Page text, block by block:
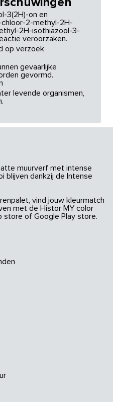
3(2H)-on en
chloor-2-methyl-2H-
2H-isothiazool-3-
veroorzaken.
op verzoek
gevaarlijke
gevormd.
levende organismen,
muurverf met intense
blijven dankzij de Intense
vind jouw kleurmatch
met de Histor MY color
store of Google Play store.